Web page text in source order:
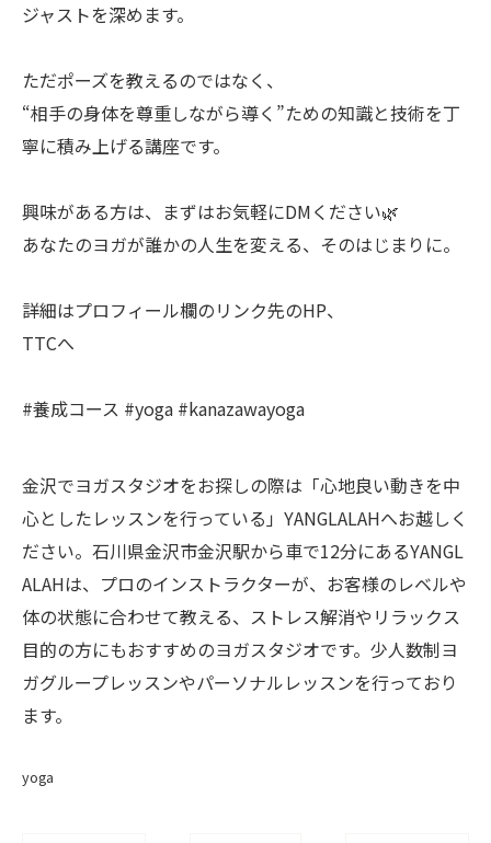
ジャストを深めます。
ただポーズを教えるのではなく、
“相手の身体を尊重しながら導く”ための知識と技術を丁
寧に積み上げる講座です。
興味がある方は、まずはお気軽にDMください🌿
あなたのヨガが誰かの人生を変える、そのはじまりに。
詳細はプロフィール欄のリンク先のHP、
TTCへ
#養成コース #yoga #kanazawayoga
金沢でヨガスタジオをお探しの際は「心地良い動きを中
心としたレッスンを行っている」YANGLALAHへお越しく
ださい。石川県金沢市金沢駅から車で12分にあるYANGL
ALAHは、プロのインストラクターが、お客様のレベルや
体の状態に合わせて教える、ストレス解消やリラックス
目的の方にもおすすめのヨガスタジオです。少人数制ヨ
ガグループレッスンやパーソナルレッスンを行っており
ます。
yoga